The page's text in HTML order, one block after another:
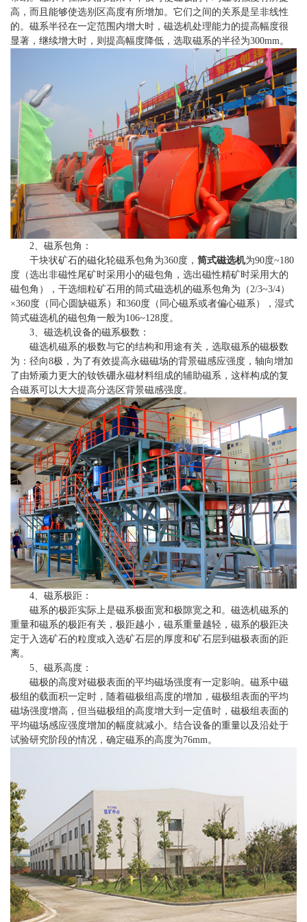
高，而且能够使选别区高度有所增加。它们之间的关系是呈非线性
的。磁系半径在一定范围内增大时，磁选机处理能力的提高幅度很
显著，继续增大时，则提高幅度降低，选取磁系的半径为300mm。
2、磁系包角：
干块状矿石的磁化轮磁系包角为360度， 筒式磁选机为90度~180
度（选出非磁性尾矿时采用小的磁包角，选出磁性精矿时采用大的
磁包角），干选细粒矿石用的筒式磁选机的磁系包角为（2/3~3/4）
×360度（同心圆缺磁系）和360度（同心磁系或者偏心磁系），湿式
筒式磁选机的磁包角一般为106~128度。
3、磁选机设备的磁系极数：
磁选机磁系的极数与它的结构和用途有关，选取磁系的磁极数
为：径向8极，为了有效提高永磁磁场的背景磁感应强度，轴向增加
了由矫顽力更大的钕铁硼永磁材料组成的辅助磁系，这样构成的复
合磁系可以大大提高分选区背景磁感强度。
4、磁系极距：
磁系的极距实际上是磁系极面宽和极隙宽之和。磁选机磁系的
重量和磁系的极距有关，极距越小，磁系重量越轻，磁系的极距决
定于入选矿石的粒度或入选矿石层的厚度和矿石层到磁极表面的距
离。
5、磁系高度：
磁极的高度对磁极表面的平均磁场强度有一定影响。磁系中磁
极组的载面积一定时，随着磁极组高度的增加，磁极组表面的平均
磁场强度增高，但当磁极组的高度增大到一定值时，磁极组表面的
平均磁场感应强度增加的幅度就减小。结合设备的重量以及沿处于
试验研究阶段的情况，确定磁系的高度为76mm。